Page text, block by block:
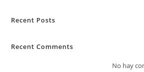
Recent Posts
Recent Comments
No hay